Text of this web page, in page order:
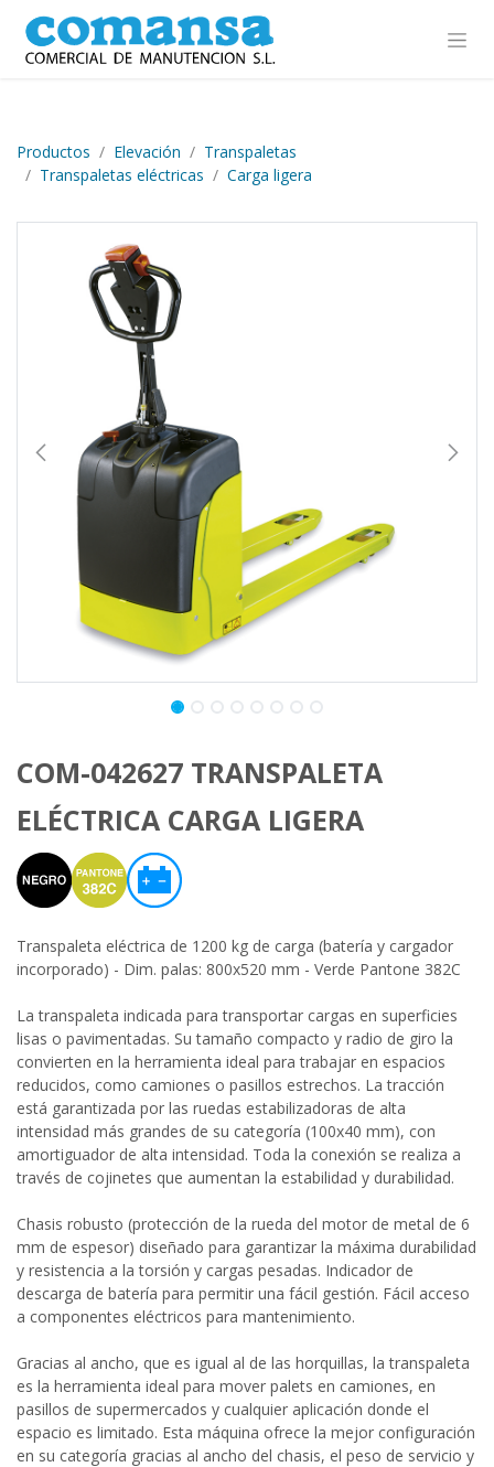
Ir al contenido
Productos Elevación
Transpaletas
Transpaletas eléctricas
Carga ligera
COM-042627 TRANSPALETA
ELÉCTRICA CARGA LIGERA
Transpaleta eléctrica de 1200 kg de carga (batería y cargador
incorporado) - Dim. palas: 800x520 mm - Verde Pantone 382C
La transpaleta indicada para transportar cargas en superficies
lisas o pavimentadas. Su tamaño compacto y radio de giro la
convierten en la herramienta ideal para trabajar en espacios
reducidos, como camiones o pasillos estrechos. La tracción
está garantizada por las ruedas estabilizadoras de alta
intensidad más grandes de su categoría (100x40 mm), con
amortiguador de alta intensidad. Toda la conexión se realiza a
través de cojinetes que aumentan la estabilidad y durabilidad.
Chasis robusto (protección de la rueda del motor de metal de 6
mm de espesor) diseñado para garantizar la máxima durabilidad
y resistencia a la torsión y cargas pesadas. Indicador de
descarga de batería para permitir una fácil gestión. Fácil acceso
a componentes eléctricos para mantenimiento.
Gracias al ancho, que es igual al de las horquillas, la transpaleta
es la herramienta ideal para mover palets en camiones, en
pasillos de supermercados y cualquier aplicación donde el
espacio es limitado. Esta máquina ofrece la mejor configuración
en su categoría gracias al ancho del chasis, el peso de servicio y